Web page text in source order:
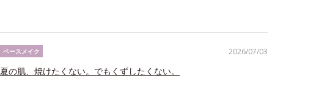
2026/07/03
ベースメイク
夏の肌、焼けたくない。でもくずしたくない。